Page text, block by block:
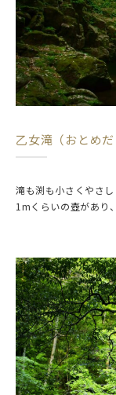
乙女滝（おとめだ
滝も渕も小さくやさ
1mくらいの壺があり